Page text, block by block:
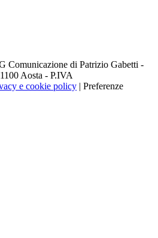
Comunicazione di Patrizio Gabetti -
Aosta - P.IVA
e cookie policy | Preferenze